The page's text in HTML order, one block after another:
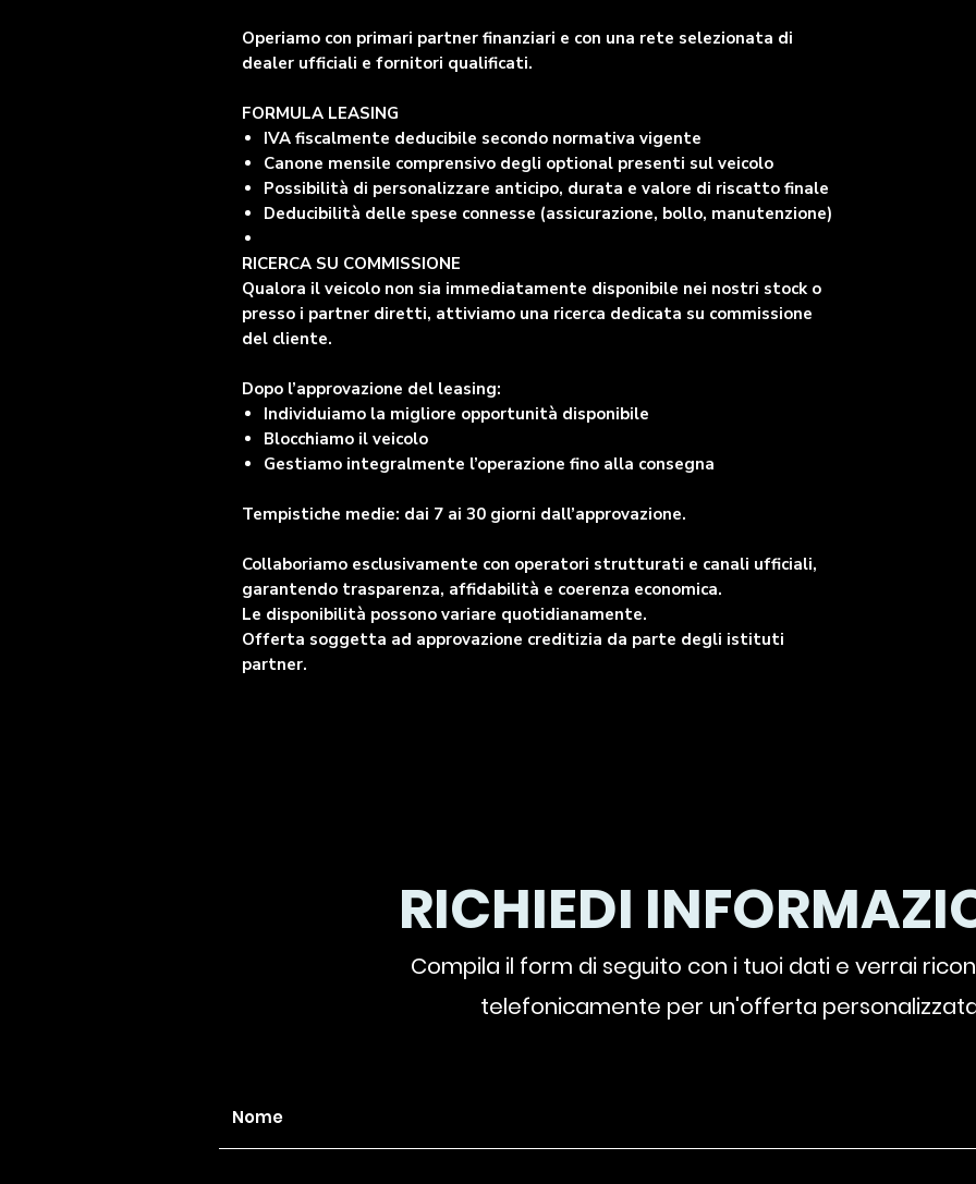
Operiamo con primari partner finanziari e con una rete selezionata di
dealer ufficiali e fornitori qualificati.
FORMULA LEASING
IVA fiscalmente deducibile secondo normativa vigente
Canone mensile comprensivo degli optional presenti sul veicolo
Possibilità di personalizzare anticipo, durata e valore di riscatto finale
Deducibilità delle spese connesse (assicurazione, bollo, manutenzione)
RICERCA SU COMMISSIONE
Qualora il veicolo non sia immediatamente disponibile nei nostri stock o
presso i partner diretti, attiviamo una ricerca dedicata su commissione
del cliente.
Dopo l’approvazione del leasing:
Individuiamo la migliore opportunità disponibile
Blocchiamo il veicolo
Gestiamo integralmente l’operazione fino alla consegna
Tempistiche medie: dai 7 ai 30 giorni dall’approvazione.
Collaboriamo esclusivamente con operatori strutturati e canali ufficiali,
garantendo trasparenza, affidabilità e coerenza economica.
Le disponibilità possono variare quotidianamente.
Offerta soggetta ad approvazione creditizia da parte degli istituti
partner.
RICHIEDI
Compila il form di seguito con i tuoi dati e verrai
telefonicamente per un'offerta